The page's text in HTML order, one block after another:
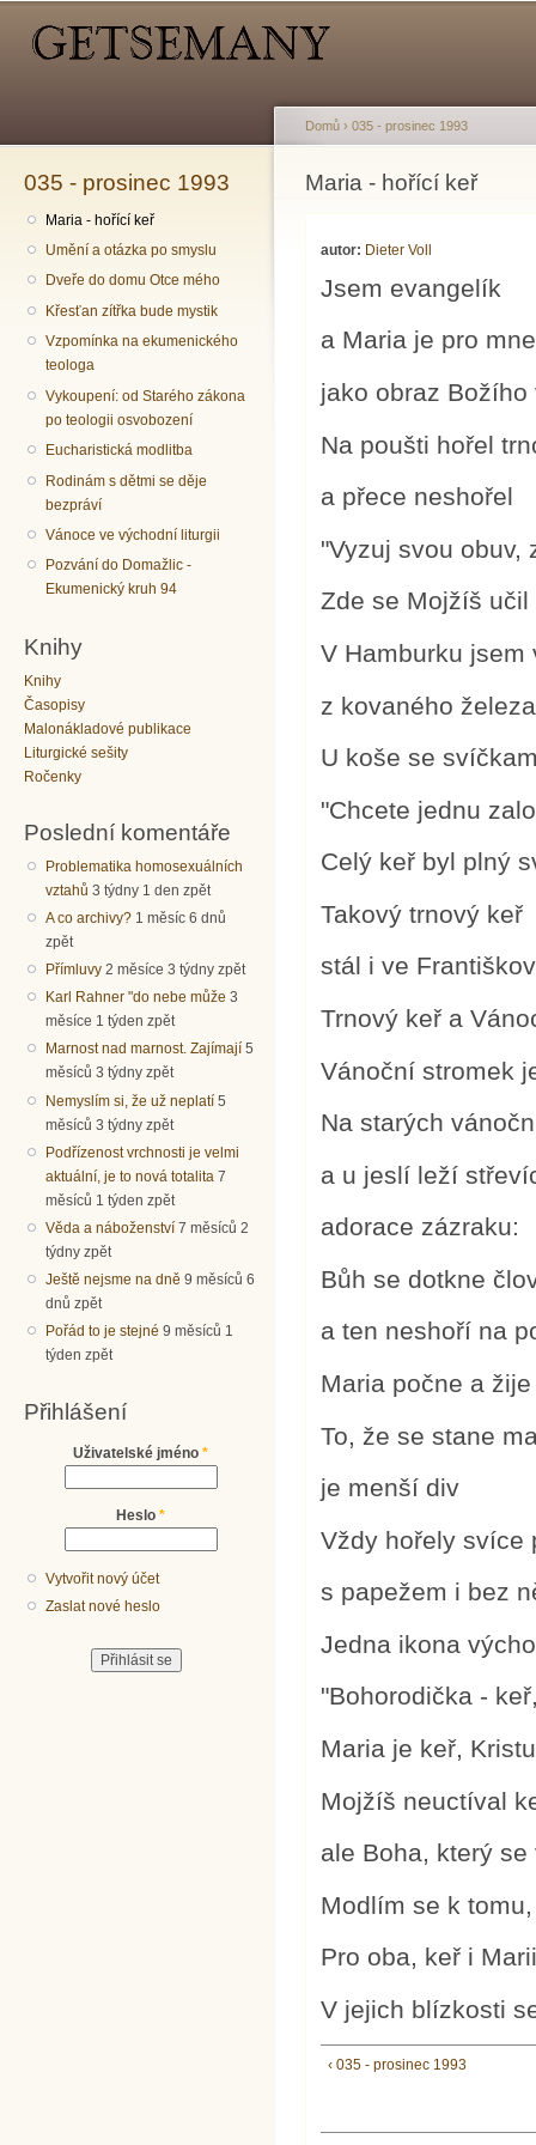
035 - prosinec 1993
Maria - hořící keř
Umění a otázka po smyslu
Dveře do domu Otce mého
Křesťan zítřka bude mystik
Vzpomínka na ekumenického
teologa
Vykoupení: od Starého zákona
po teologii osvobození
Eucharistická modlitba
Rodinám s dětmi se děje
bezpráví
Vánoce ve východní liturgii
Pozvání do Domažlic -
Ekumenický kruh 94
Knihy
Knihy
Časopisy
Malonákladové publikace
Liturgické sešity
Ročenky
Poslední komentáře
Problematika homosexuálních
vztahů 3 týdny 1 den zpět
A co archivy? 1 měsíc 6 dnů
zpět
Přímluvy 2 měsíce 3 týdny zpět
Karl Rahner "do nebe může 3
měsíce 1 týden zpět
Marnost nad marnost. Zajímají 5
měsíců 3 týdny zpět
Nemyslím si, že už neplatí 5
měsíců 3 týdny zpět
Podřízenost vrchnosti je velmi
aktuální, je to nová totalita 7
měsíců 1 týden zpět
Věda a náboženství 7 měsíců 2
týdny zpět
Ještě nejsme na dně 9 měsíců 6
dnů zpět
Pořád to je stejné 9 měsíců 1
týden zpět
Přihlášení
Uživatelské jméno *
Heslo *
Vytvořit nový účet
Zaslat nové heslo
Jste zde
Domů › 035 - prosinec 1993
Maria - hořící keř
autor: Dieter Voll
Jsem evangelík
a Maria je pro
jako obraz Božího
Na poušti hořel
a přece neshořel
"Vyzuj svou obuv,
Zde se Mojžíš učil
V Hamburku jsem
z kovaného
U koše se
"Chcete jednu
Celý keř byl plný
Takový trnový keř
stál i ve
Trnový keř a
Vánoční stromek
Na starých
a u jeslí leží
adorace zázraku:
Bůh se dotkne
a ten neshoří na
Maria počne a žije
To, že se stane
je menší div
Vždy hořely svíce
s papežem i bez
Jedna ikona
"Bohorodička -
Maria je keř,
Mojžíš neuctíval
ale Boha, který
Modlím se k
Pro oba, keř i
V jejich blízkosti
‹ 035 - prosinec 1993